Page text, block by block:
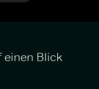
einen Blick